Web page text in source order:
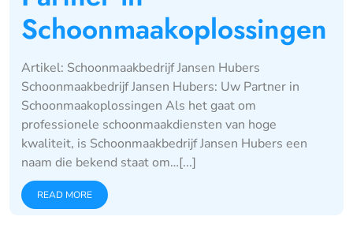
Schoonmaakoplossingen
Artikel: Schoonmaakbedrijf Jansen Hubers
Schoonmaakbedrijf Jansen Hubers: Uw Partner in
Schoonmaakoplossingen Als het gaat om
professionele schoonmaakdiensten van hoge
kwaliteit, is Schoonmaakbedrijf Jansen Hubers een
naam die bekend staat om…[...]
READ MORE